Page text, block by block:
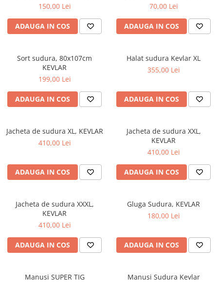
Conectori DINSE
Magneti pentru sudura
Cablu sudura
150,00 Lei
ADAUGA IN COS
70,00 Lei
ADAUGA IN COS
Sort sudura, 80x107cm
KEVLAR
199,00 Lei
ADAUGA IN COS
Halat sudura Kevlar XL
355,00 Lei
ADAUGA IN COS
Jacheta de sudura XL, KEVLAR
410,00 Lei
ADAUGA IN COS
Jacheta de sudura XXL,
KEVLAR
410,00 Lei
ADAUGA IN COS
Jacheta de sudura XXXL,
KEVLAR
410,00 Lei
ADAUGA IN COS
Gluga Sudura, KEVLAR
180,00 Lei
ADAUGA IN COS
Manusi SUPER TIG
Manusi Sudura Kevlar